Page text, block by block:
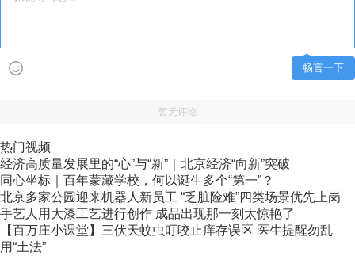
畅言一下
暂无评论
热门视频
经济高质量发展里的“心”与“新”｜北京经济“向新”突破
同心坐标｜百年蒙藏学校，何以诞生多个“第一”？
北京多家公园迎来机器人新员工 “乏脏险难”四类场景优先上岗
手艺人用大漆工艺进行创作 成品出现那一刻太惊艳了
【百万庄小课堂】三伏天蚊虫叮咬止痒存误区 医生提醒勿乱
用“土法”